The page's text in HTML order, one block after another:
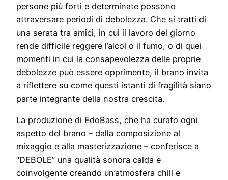
persone più forti e determinate possono
attraversare periodi di debolezza. Che si tratti di
una serata tra amici, in cui il lavoro del giorno
rende difficile reggere l’alcol o il fumo, o di quei
momenti in cui la consapevolezza delle proprie
debolezze può essere opprimente, il brano invita
a riflettere su come questi istanti di fragilità siano
parte integrante della nostra crescita.
La produzione di EdoBass, che ha curato ogni
aspetto del brano – dalla composizione al
mixaggio e alla masterizzazione – conferisce a
“DEBOLE” una qualità sonora calda e
coinvolgente creando un’atmosfera chill e